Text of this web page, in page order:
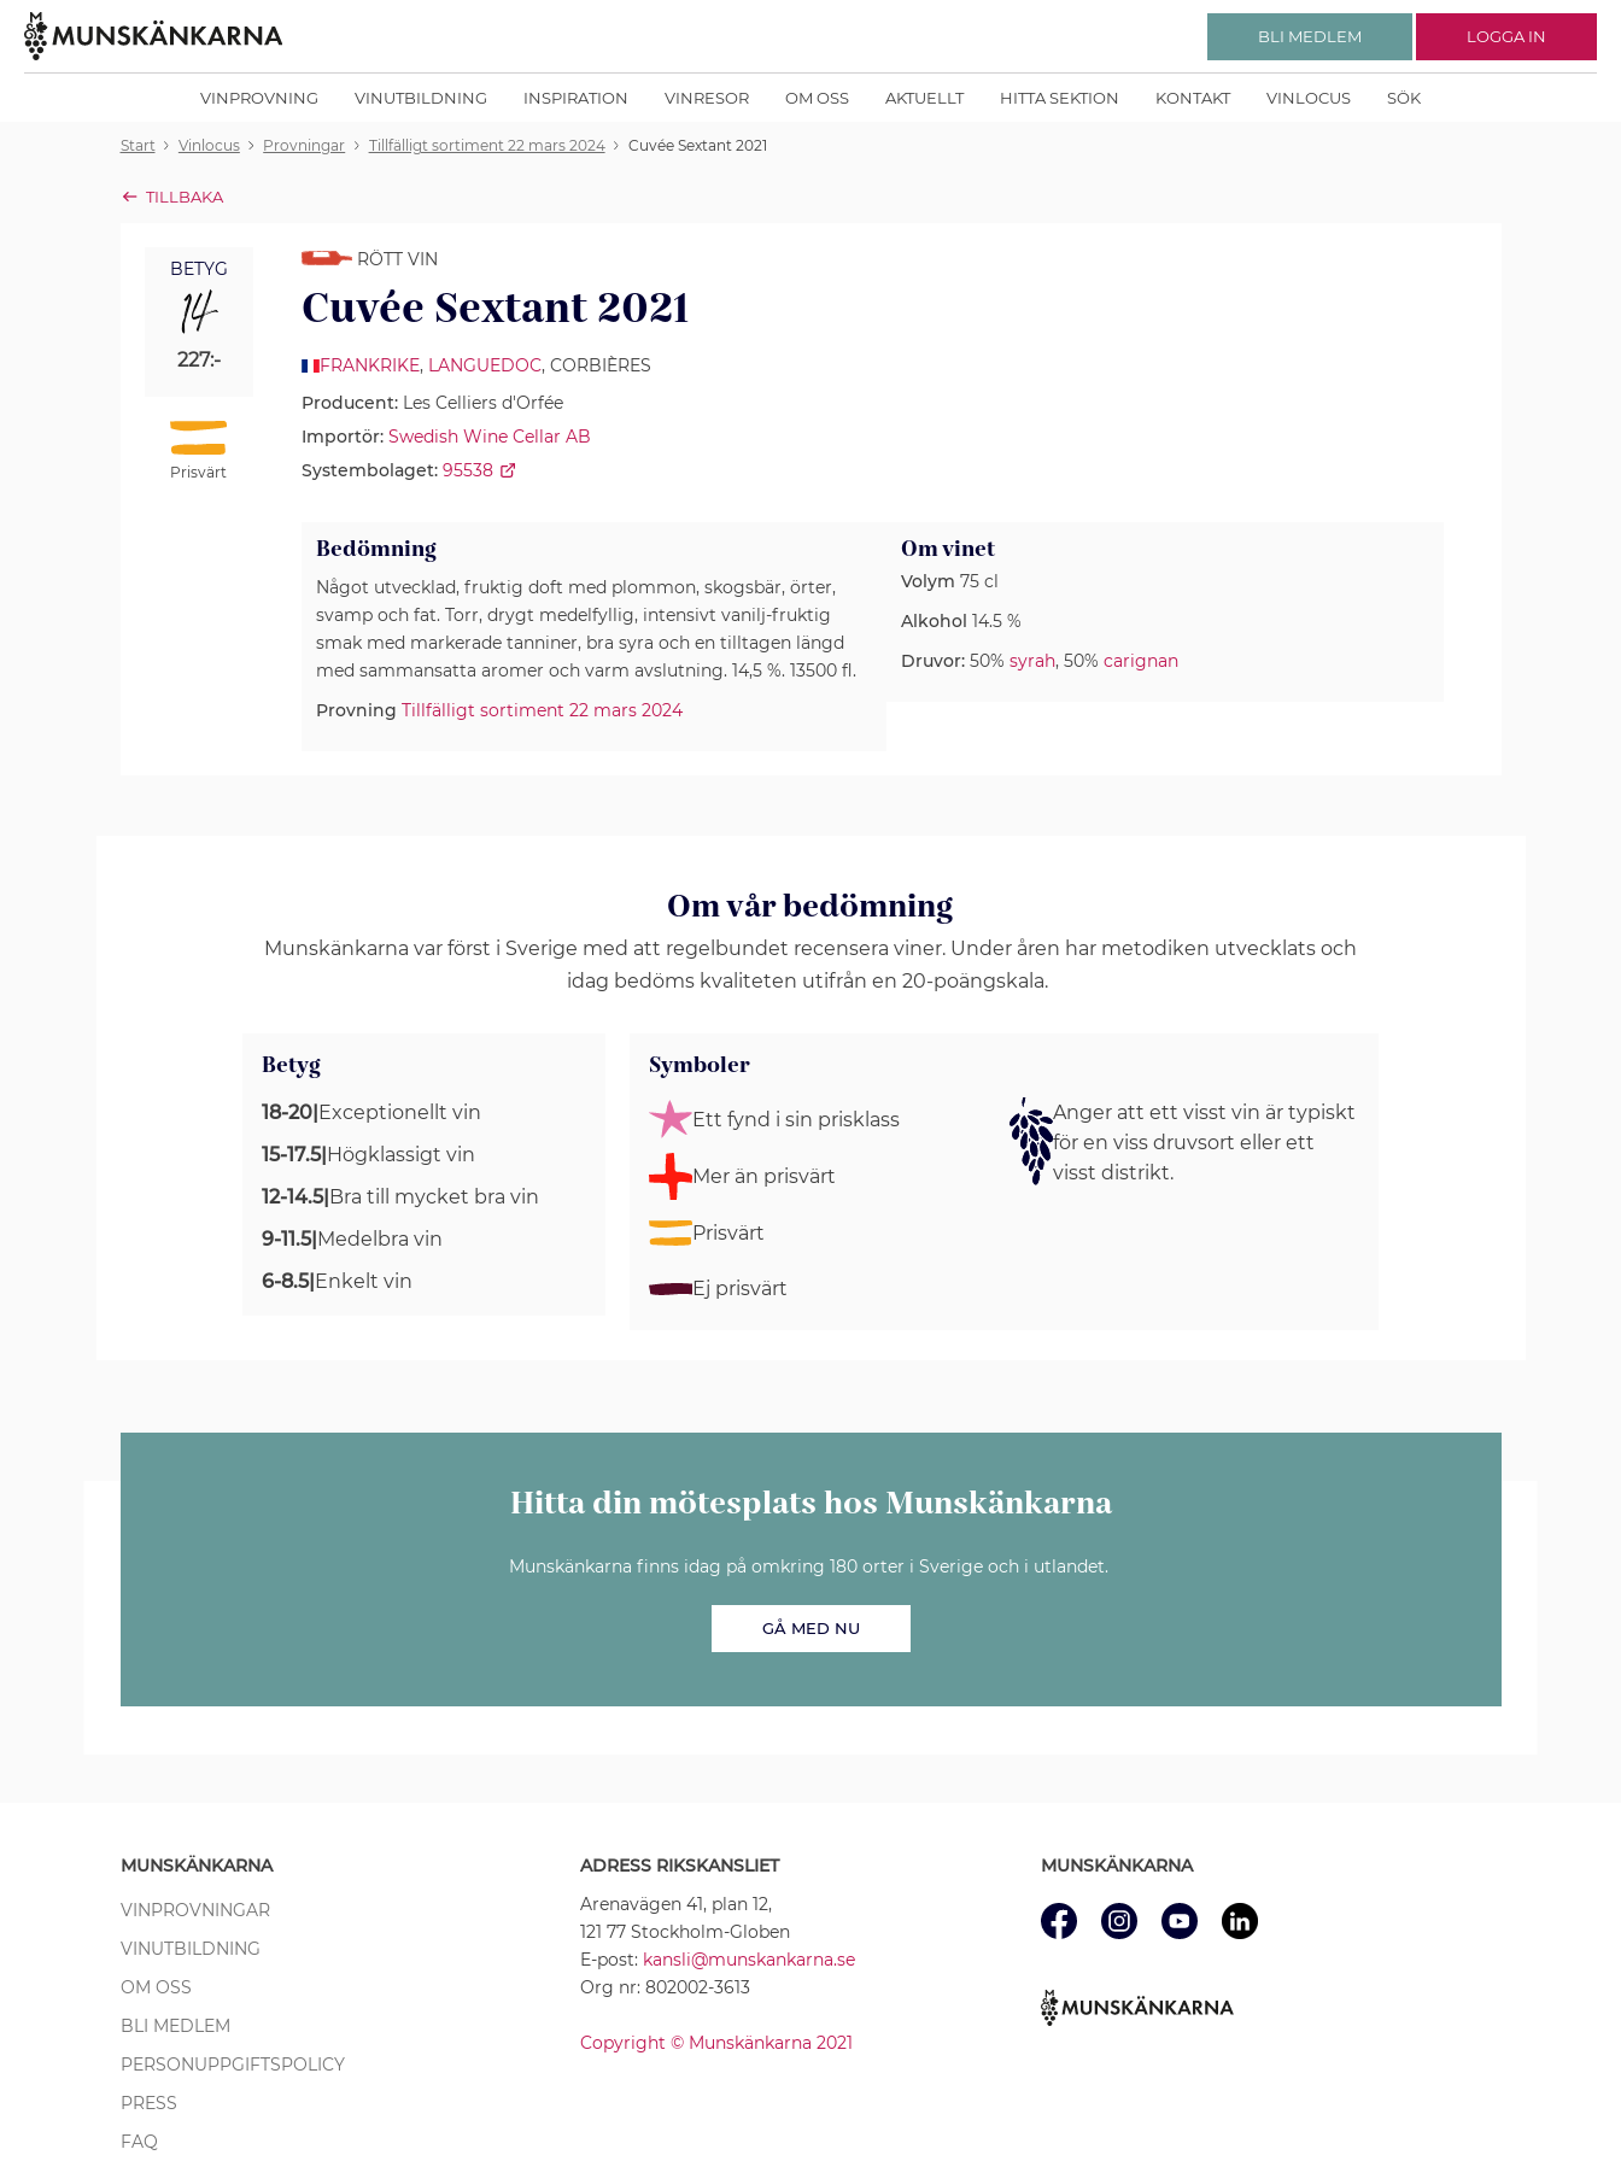
VINPROVNING VINUTBILDNING INSPIRATION VINRESOR OM OSS AKTUELLT HITTA SEKTION KONTAKT VINLOCUS SÖK
BLI MEDLEM LOGGA IN
Start Vinlocus Provningar Tillfälligt sortiment 22 mars 2024 Cuvée Sextant 2021
TILLBAKA
BETYG
14
227:-
Prisvärt
RÖTT VIN
Cuvée Sextant 2021
FRANKRIKE, LANGUEDOC, CORBIÈRES
Producent:Les Celliers d'Orfée
Importör: Swedish Wine Cellar AB
Systembolaget: 95538
Bedömning
Något utvecklad, fruktig doft med plommon, skogsbär, örter,
svamp och fat. Torr, drygt medelfyllig, intensivt vanilj-fruktig
smak med markerade tanniner, bra syra och en tilltagen längd
med sammansatta aromer och varm avslutning. 14,5 %. 13500 fl.
Provning Tillfälligt sortiment 22 mars 2024
Om vinet
Volym 75 cl
Alkohol 14.5 %
Druvor: 50% syrah, 50% carignan
Om vår bedömning
Munskänkarna var först i Sverige med att regelbundet recensera viner. Under åren har metodiken utvecklats och
idag bedöms kvaliteten utifrån en 20-poängskala.
Betyg
18-20|Exceptionellt vin
15-17.5|Högklassigt vin
12-14.5|Bra till mycket bra vin
9-11.5|Medelbra vin
6-8.5|Enkelt vin
Symboler
Ett fynd i sin prisklass
Mer än prisvärt
Prisvärt
Ej prisvärt
Anger att ett visst vin är typiskt
för en viss druvsort eller ett
visst distrikt.
Hitta din mötesplats hos Munskänkarna
Munskänkarna finns idag på omkring 180 orter i Sverige och i utlandet.
GÅ MED NU
MUNSKÄNKARNA
VINPROVNINGAR
VINUTBILDNING
OM OSS
BLI MEDLEM
PERSONUPPGIFTSPOLICY
PRESS
FAQ
ADRESS RIKSKANSLIET
Arenavägen 41, plan 12,
121 77 Stockholm-Globen
E-post: kansli@munskankarna.se
Org nr: 802002-3613
Copyright © Munskänkarna 2021
MUNSKÄNKARNA